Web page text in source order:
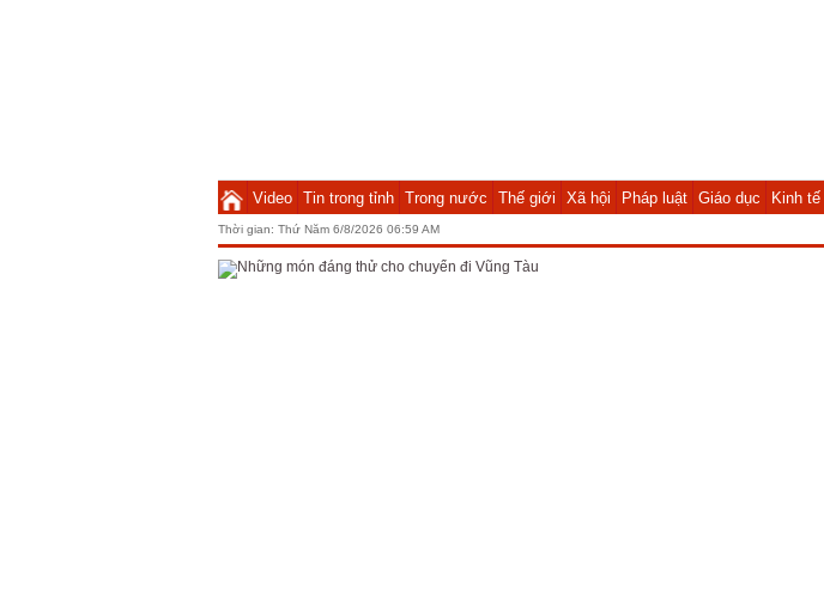
Video Tin trong tỉnh Trong nước Thế giới Xã hội Pháp luật Giáo dục Kinh tế
Thời gian: Thứ Năm 6/8/2026 06:59 AM